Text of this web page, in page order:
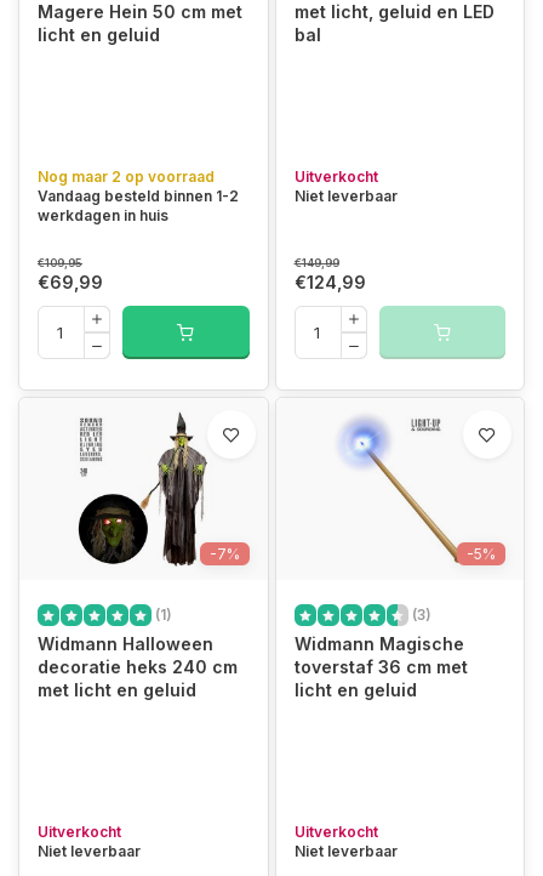
Magere Hein 50 cm met
licht en geluid
Nog maar 2 op voorraad
Vandaag besteld binnen 1-2
werkdagen in huis
€109,95
€69,99
met licht, geluid en LED
bal
Uitverkocht
Niet leverbaar
€149,99
€124,99
-7%
(1)
Widmann Halloween
decoratie heks 240 cm
met licht en geluid
Uitverkocht
Niet leverbaar
-5%
(3)
Widmann Magische
toverstaf 36 cm met
licht en geluid
Uitverkocht
Niet leverbaar